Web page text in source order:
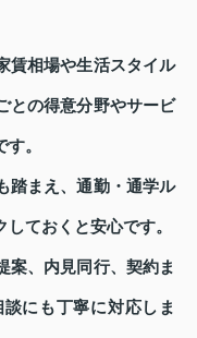
賃相場や生活スタイル
との得意分野やサービ
。
踏まえ、通勤・通学ル
ておくと安心です。
案、内見同行、契約ま
にも丁寧に対応しま